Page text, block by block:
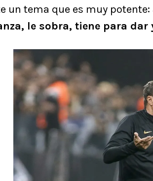
un tema que es muy potente:
le sobra, tiene para